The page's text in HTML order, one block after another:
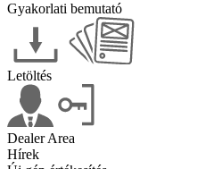
Gyakorlati bemutató
Letöltés
Dealer Area
Hírek